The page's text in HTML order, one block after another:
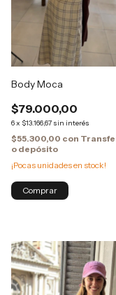
Body Moca
$79.000,00
6x $13.166,67 sin interés
$55.300,00 con
o depósito
¡Pocas unidades en stock!